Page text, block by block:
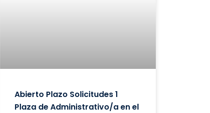
Abierto Plazo Solicitudes 1
Plaza de Administrativo/a en el